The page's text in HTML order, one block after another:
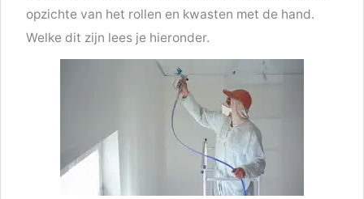
opzichte van het rollen en kwasten met de hand.
Welke dit zijn lees je hieronder.